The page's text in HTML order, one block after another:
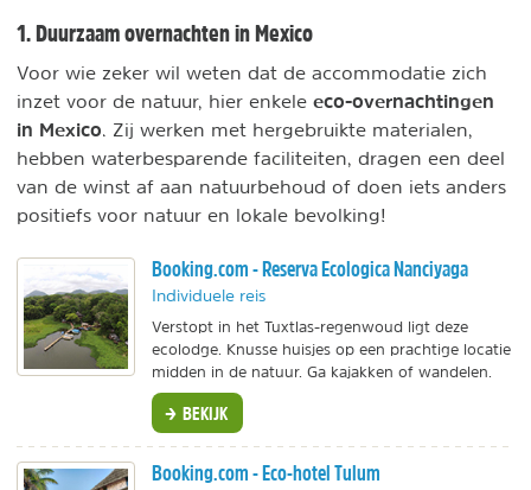
1. Duurzaam overnachten in Mexico
Voor wie zeker wil weten dat de accommodatie zich
inzet voor de natuur, hier enkele eco-overnachtingen
in Mexico . Zij werken met hergebruikte materialen,
hebben waterbesparende faciliteiten, dragen een deel
van de winst af aan natuurbehoud of doen iets anders
positiefs voor natuur en lokale bevolking!
Booking.com - Reserva Ecologica Nanciyaga
Individuele reis
Verstopt in het Tuxtlas-regenwoud ligt deze
ecolodge. Knusse huisjes op een prachtige locatie
midden in de natuur. Ga kajakken of wandelen.
BEKIJK
Booking.com - Eco-hotel Tulum